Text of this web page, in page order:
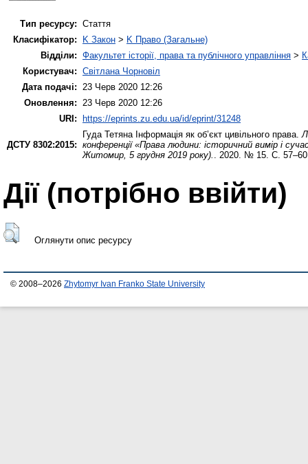
Тип ресурсу: Стаття
Класифікатор:
K Закон > K Право (Загальне)
Відділи: Факультет історії, права та публічного управління >
Користувач: Світлана Чорновіл
Дата подачі: 23 Черв 2020 12:26
Оновлення: 23 Черв 2020 12:26
URI:
https://eprints.zu.edu.ua/id/eprint/31248
ДСТУ 8302:2015:
Гуда ТетянаІнформація як об’єкт цивільного права.
конференції «Права людини: історичний вимір і
Житомир, 5 грудня 2019 року). . 2020. № 15. С.
Дії ​​(потрібно ввійти)
Оглянути опис ресурсу
© 2008–2026 Zhytomyr Ivan Franko State University